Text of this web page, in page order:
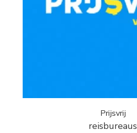
Prijsvrij
reisbureaus